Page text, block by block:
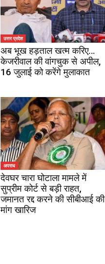
उत्तर प्रदेश
अब भूख हड़ताल खत्म करिए…
केजरीवाल की वांगचुक से अपील,
16 जुलाई को करेंगे मुलाकात
अपराध
देवघर चारा घोटाला मामले में
सुप्रीम कोर्ट से बड़ी राहत,
जमानत रद्द करने की सीबीआई की
मांग खारिज